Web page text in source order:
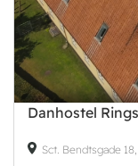
Danhostel
Sct. Bendtsgade